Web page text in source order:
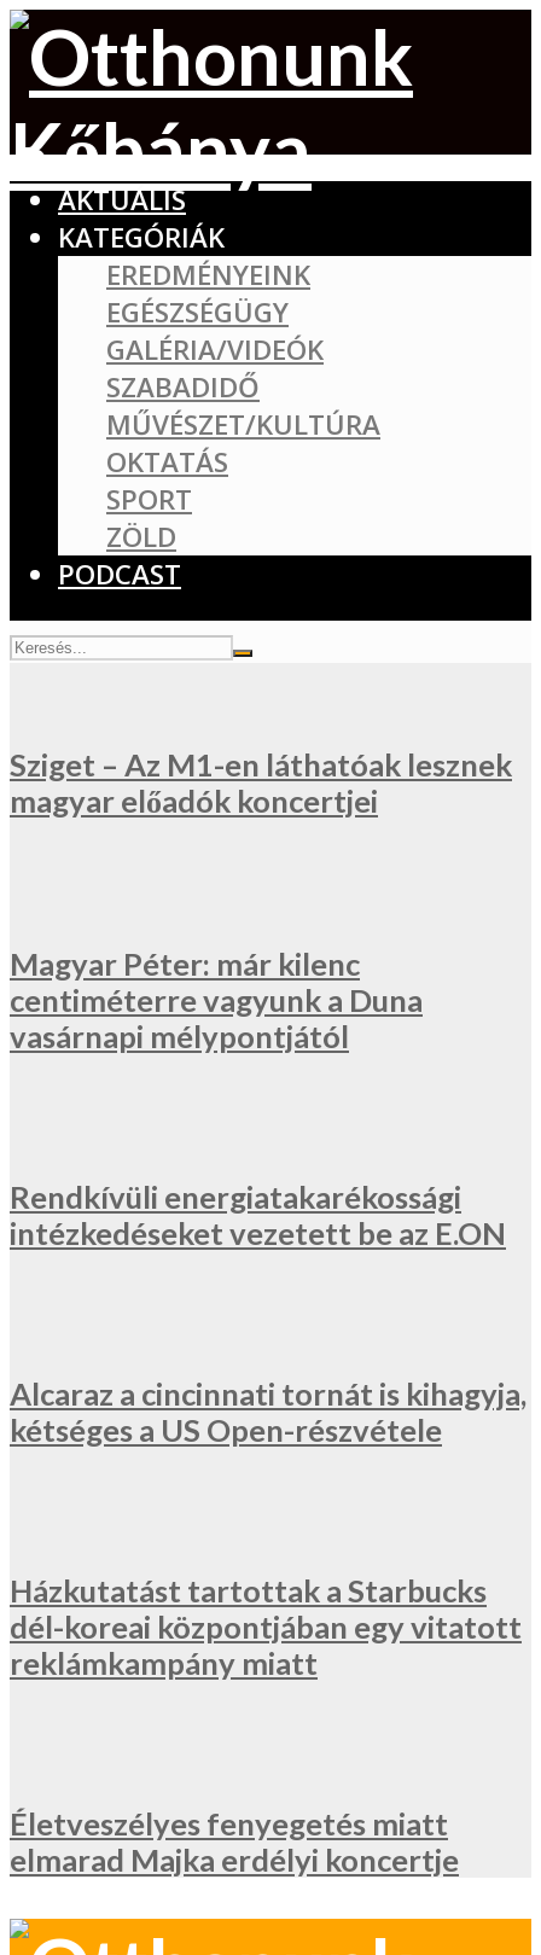
AKTUÁLIS
KATEGÓRIÁK
EREDMÉNYEINK
EGÉSZSÉGÜGY
GALÉRIA/VIDEÓK
SZABADIDŐ
MŰVÉSZET/KULTÚRA
OKTATÁS
SPORT
ZÖLD
PODCAST
Sziget – Az M1-en láthatóak lesznek
magyar előadók koncertjei
Magyar Péter: már kilenc
centiméterre vagyunk a Duna
vasárnapi mélypontjától
Rendkívüli energiatakarékossági
intézkedéseket vezetett be az E.ON
Alcaraz a cincinnati tornát is kihagyja,
kétséges a US Open-részvétele
Házkutatást tartottak a Starbucks
dél-koreai központjában egy vitatott
reklámkampány miatt
Életveszélyes fenyegetés miatt
elmarad Majka erdélyi koncertje